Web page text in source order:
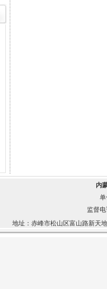
内
监督
地址：赤峰市松山区富山路新天